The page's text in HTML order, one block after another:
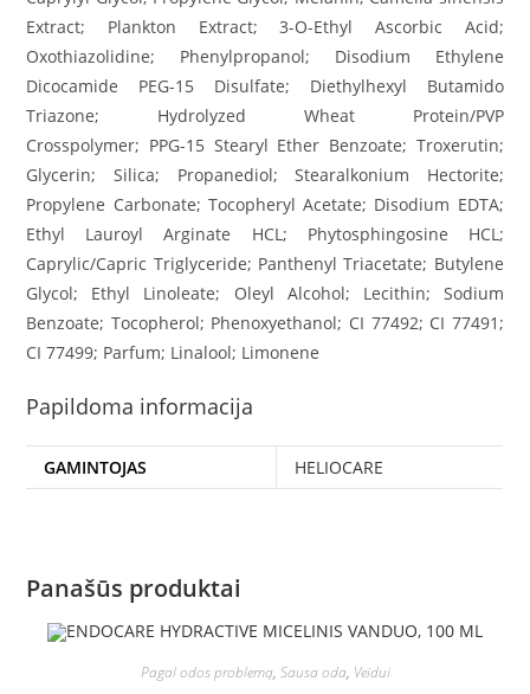
Extract; Plankton Extract; 3-O-Ethyl Ascorbic Acid;
Oxothiazolidine; Phenylpropanol; Disodium Ethylene
Dicocamide PEG-15 Disulfate; Diethylhexyl Butamido
Triazone; Hydrolyzed Wheat Protein/PVP
Crosspolymer; PPG-15 Stearyl Ether Benzoate; Troxerutin;
Glycerin; Silica; Propanediol; Stearalkonium Hectorite;
Propylene Carbonate; Tocopheryl Acetate; Disodium EDTA;
Ethyl Lauroyl Arginate HCL; Phytosphingosine HCL;
Caprylic/Capric Triglyceride; Panthenyl Triacetate; Butylene
Glycol; Ethyl Linoleate; Oleyl Alcohol; Lecithin; Sodium
Benzoate; Tocopherol; Phenoxyethanol; CI 77492; CI 77491;
CI 77499; Parfum; Linalool; Limonene
Papildoma informacija
GAMINTOJAS HELIOCARE
Panašūs produktai
Pagal odos problemą, Sausa oda, Veidui